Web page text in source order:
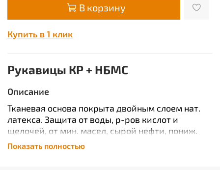
В корзину
Купить в 1 клик
Рукавицы КР + НБМС
Описание
Тканевая основа покрыта двойным слоем нат.
латекса. Защита от воды, р-ров кислот и
щелочей, от мин. масел, сырой нефти, пониж.
температур до -40 гр.Т
Показать полностью